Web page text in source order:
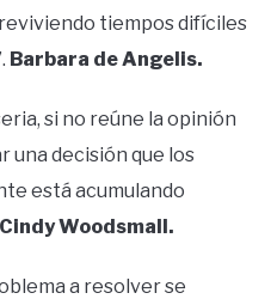
tiempos difíciles
Barbara de Angelis.
si no reúne la opinión
una decisión que los
está acumulando
Cindy Woodsmall.
a resolver se